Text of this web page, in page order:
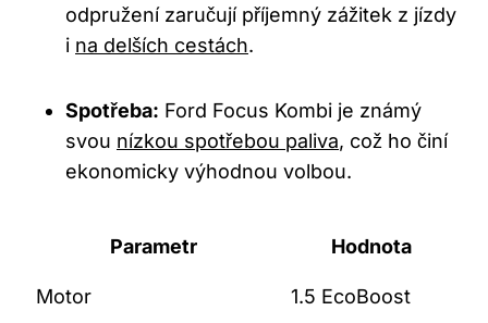
odpružení zaručují příjemný zážitek z jízdy
i na delších cestách.
Spotřeba: Ford Focus Kombi je známý
svou nízkou spotřebou paliva, což ho činí
ekonomicky výhodnou volbou.
Parametr Hodnota
Motor 1.5 EcoBoost